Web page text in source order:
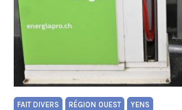
FAIT DIVERS RÉGION OUEST YENS